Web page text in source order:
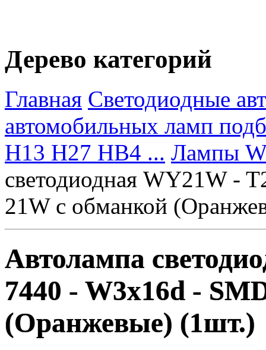
Дерево категорий
Главная Светодиодные
автомобильных ламп
H13 H27 HB4 ... Лампы
светодиодная WY21W -
21W c обманкой
Автолампа
7440 - W3х16d -
(Оранжевые) (1шт.)